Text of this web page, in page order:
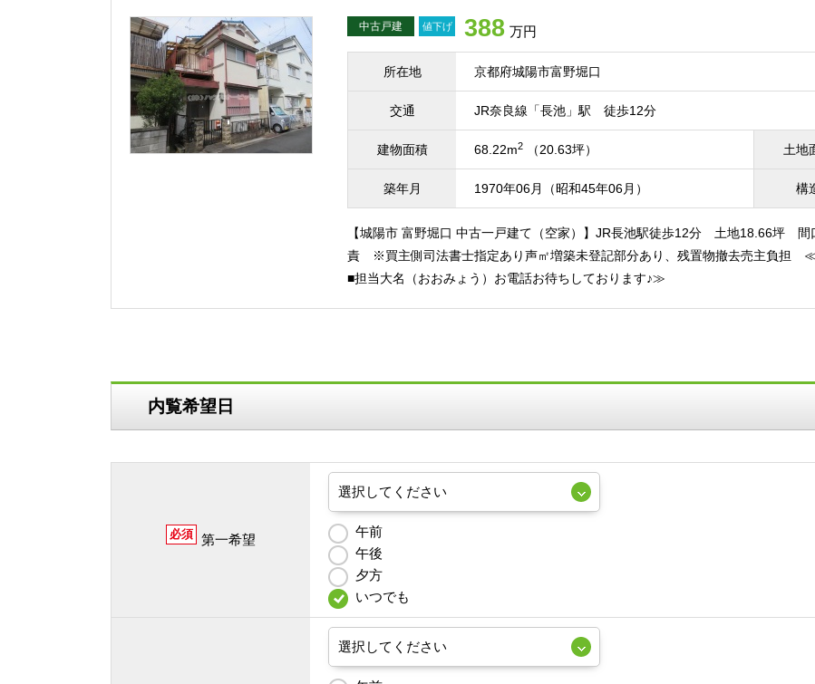
中古戸建 値下げ 388 万円
所在地 京都府城陽市富野堀口
交通 JR奈良線「長池」駅 徒歩12分
建物面積 68.22m2 （20.63坪） 土地
築年月 1970年06月（昭和45年06月） 構
【城陽市 富野堀口 中古一戸建て（空家）】JR長池駅徒歩12分 土地18.66坪
責 ※買主側司法書士指定あり声㎡増築未登記部分あり、残置物撤去売主負担 ≪
■担当大名（おおみょう）お電話お待ちしております♪≫
内覧希望日
必須 第一希望
午前
午後
夕方
いつでも